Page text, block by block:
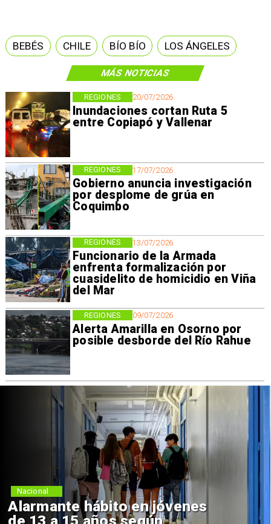
MÁS NOTICIAS
20/07/2026
Inundaciones cortan Ruta 5
entre Copiapó y Vallenar
REGIONES
17/07/2026
Gobierno anuncia investigación
por desplome de grúa en
Coquimbo
REGIONES
13/07/2026
Funcionario de la Armada
enfrenta formalización por
cuasidelito de homicidio en Viña
del Mar
REGIONES
09/07/2026
Alerta Amarilla en Osorno por
posible desborde del Río Rahue
REGIONES
BEBÉS CHILE BÍO BÍO LOS ÁNGELES
Alarmante hábito en jóvenes
Nacional